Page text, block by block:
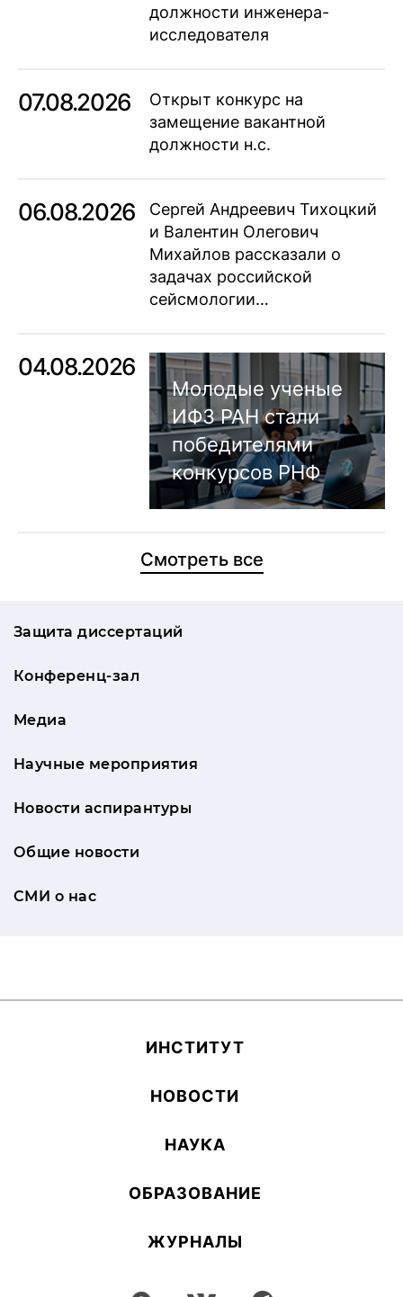
должности инженера-
исследователя
07.08.2026
Открыт конкурс на
замещение вакантной
должности н.с.
06.08.2026
Сергей Андреевич Тихоцкий
и Валентин Олегович
Михайлов рассказали о
задачах российской
сейсмологии…
04.08.2026
Молодые ученые
ИФЗ РАН стали
победителями
конкурсов РНФ
Смотреть все
Защита диссертаций
Конференц-зал
Медиа
Научные мероприятия
Новости аспирантуры
Общие новости
СМИ о нас
ИН­СТИ­ТУТ
НОВОСТИ
НАУКА
ОБ­РА­ЗОВА­НИЕ
ЖУРНАЛЫ